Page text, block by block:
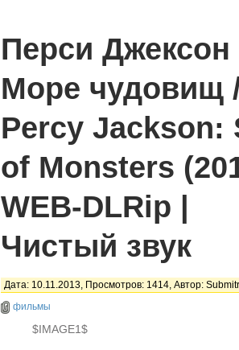
Перси Джексон
Море чудовищ
Percy Jackson:
of Monsters
WEB-DLRip |
Чистый звук
Дата: 10.11.2013, Просмотров: 1414, Автор:
фильмы
$IMAGE1$